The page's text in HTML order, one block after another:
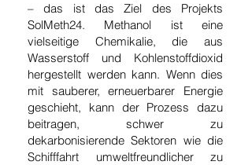
– das ist das Ziel des Projekts
SolMeth24. Methanol ist eine
vielseitige Chemikalie, die aus
Wasserstoff und Kohlenstoffdioxid
hergestellt werden kann. Wenn dies
mit sauberer, erneuerbarer Energie
geschieht, kann der Prozess dazu
beitragen, schwer zu
dekarbonisierende Sektoren wie die
Schifffahrt umweltfreundlicher zu